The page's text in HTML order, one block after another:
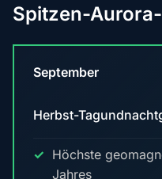
Spitzen-
September
Herbst-
Höchste
Jahres